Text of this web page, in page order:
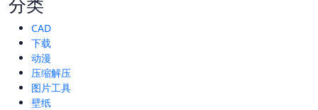
CAD
下载
动漫
压缩解压
图片工具
壁纸